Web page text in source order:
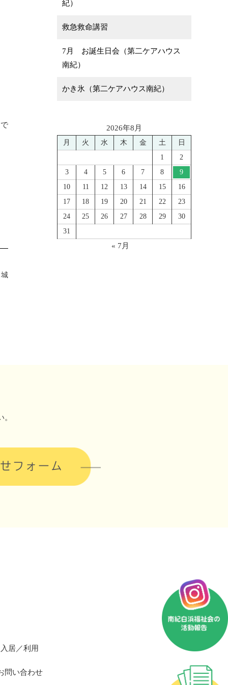
紀）
救急救命講習
7月 お誕生日会（第二ケアハウス
南紀）
かき氷（第二ケアハウス南紀）
2026年8月
月 火 水 木 金 土
日
1
2
3
4 5 6 7 8
9
10
11 12 13 14 15
16
17
18 19 20 21 22
23
24
25 26 27 28 29
30
31
« 7月
フォーム
入居／利用
問い合わせ